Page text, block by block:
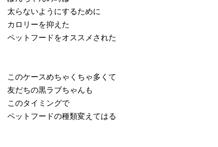
太らないようにするために
カロリーを抑えた
ペットフードをオススメされた
このケースめちゃくちゃ多くて
友だちの黒ラブちゃんも
このタイミングで
ペットフードの種類変えてはる